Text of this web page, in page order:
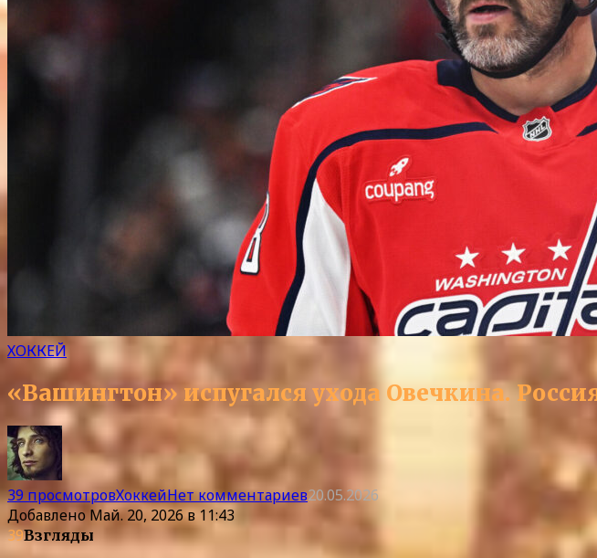
ХОККЕЙ
«Вашингтон» испугался ухода Овечкина.
39 просмотровХоккейНет комментариев20.05.2026
Добавлено Май. 20, 2026 в 11:43
39Взгляды